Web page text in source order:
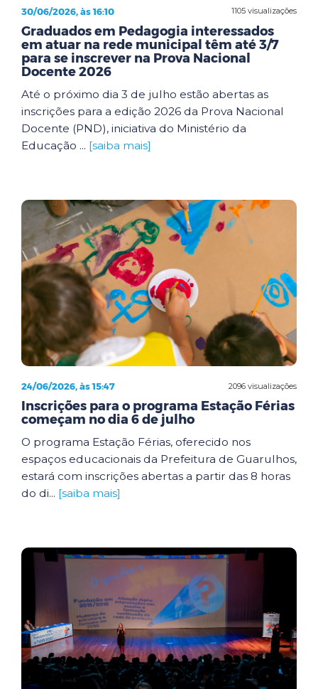
1105 visualizações
30/06/2026, às 16:10
Graduados em Pedagogia interessados
em atuar na rede municipal têm até 3/7
para se inscrever na Prova Nacional
Docente 2026
Até o próximo dia 3 de julho estão abertas as
inscrições para a edição 2026 da Prova Nacional
Docente (PND), iniciativa do Ministério da
Educação ... [saiba mais]
2096 visualizações
24/06/2026, às 15:47
Inscrições para o programa Estação Férias
começam no dia 6 de julho
O programa Estação Férias, oferecido nos
espaços educacionais da Prefeitura de Guarulhos,
estará com inscrições abertas a partir das 8 horas
do di... [saiba mais]